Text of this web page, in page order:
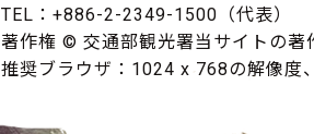
TEL：+886-2-2349-1500（代表）
著作権 © 交通部観光署当サイトの著
推奨ブラウザ：1024 x 768の解像度